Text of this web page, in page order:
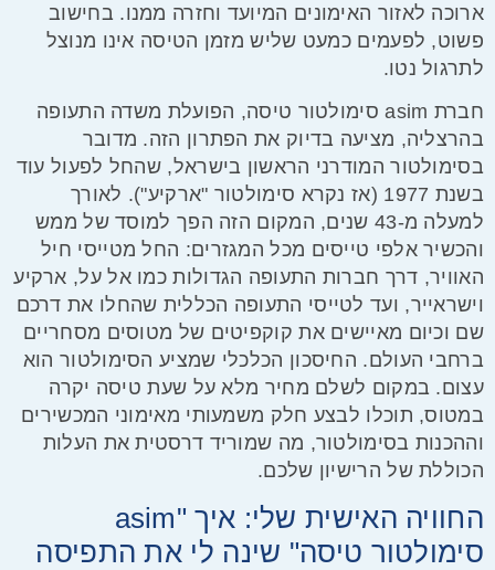
ארוכה לאזור האימונים המיועד וחזרה ממנו. בחישוב
פשוט, לפעמים כמעט שליש מזמן הטיסה אינו מנוצל
לתרגול נטו.
חברת asim סימולטור טיסה
, הפועלת משדה התעופה
בהרצליה, מציעה בדיוק את הפתרון הזה. מדובר
בסימולטור המודרני הראשון בישראל, שהחל לפעול עוד
בשנת 1977 (אז נקרא סימולטור "ארקיע"). לאורך
למעלה מ-43 שנים, המקום הזה הפך למוסד של ממש
והכשיר אלפי טייסים מכל המגזרים: החל מטייסי חיל
האוויר, דרך חברות התעופה הגדולות כמו אל על, ארקיע
וישראייר, ועד לטייסי התעופה הכללית שהחלו את דרכם
שם וכיום מאיישים את קוקפיטים של מטוסים מסחריים
ברחבי העולם. החיסכון הכלכלי שמציע הסימולטור הוא
עצום. במקום לשלם מחיר מלא על שעת טיסה יקרה
במטוס, תוכלו לבצע חלק משמעותי מאימוני המכשירים
וההכנות בסימולטור, מה שמוריד דרסטית את העלות
הכוללת של הרישיון שלכם.
החוויה האישית שלי: איך "asim
סימולטור טיסה" שינה לי את התפיסה